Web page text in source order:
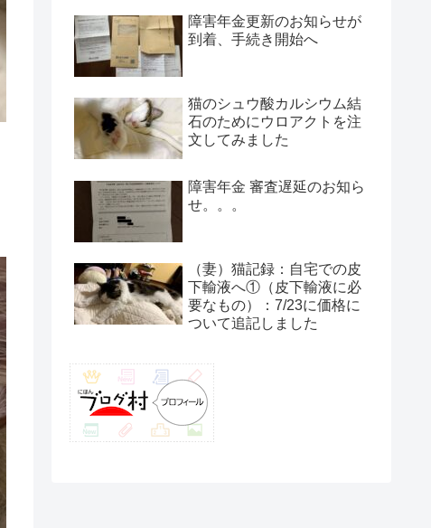
障害年金更新のお知らせが
到着、手続き開始へ
猫のシュウ酸カルシウム結
石のためにウロアクトを注
文してみました
障害年金 審査遅延のお知ら
せ。。。
（妻）猫記録：自宅での皮
下輸液へ①（皮下輸液に必
要なもの）：7/23に価格に
ついて追記しました